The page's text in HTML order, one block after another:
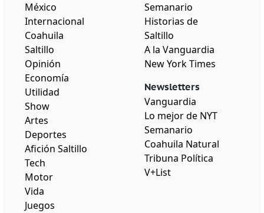
México
Internacional
Coahuila
Saltillo
Opinión
Economía
Utilidad
Show
Artes
Deportes
Afición Saltillo
Tech
Motor
Vida
Juegos
Semanario
Historias de
Saltillo
A la Vanguardia
New York Times
Newsletters
Vanguardia
Lo mejor de NYT
Semanario
Coahuila Natural
Tribuna Política
V+List